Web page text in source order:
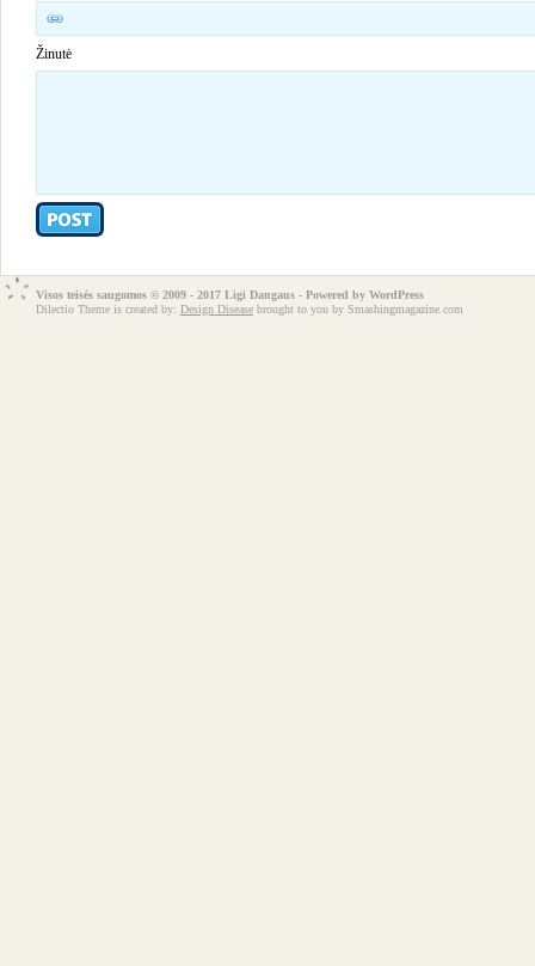
Žinutė
Visos teisės saugomos © 2009 - 2017 Ligi Dangaus - Powered by WordPress
Dilectio Theme is created by: Design Disease brought to you by Smashingmagazine.com